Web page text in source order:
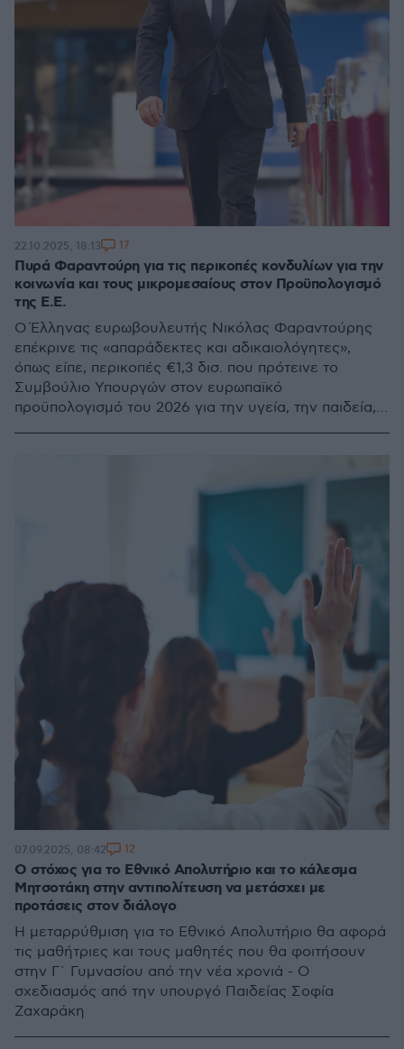
Πυρά Φαραντούρη για τις περικοπές κονδυλίων για την
κοινωνία και τους μικρομεσαίους στον Προϋπολογισμό
της Ε.Ε.
Ο Έλληνας ευρωβουλευτής Νικόλας Φαραντούρης
επέκρινε τις «απαράδεκτες και αδικαιολόγητες»,
όπως είπε, περικοπές €1,3 δισ. που πρότεινε το
Συμβούλιο Υπουργών στον ευρωπαϊκό
προϋπολογισμό του 2026 για την υγεία, την παιδεία,
22.10.2025, 18:13 17
Ο στόχος για το Εθνικό Απολυτήριο και το κάλεσμα
Μητσοτάκη στην αντιπολίτευση να μετάσχει με
προτάσεις στον διάλογο
Η μεταρρύθμιση για το Εθνικό Απολυτήριο θα αφορά
τις μαθήτριες και τους μαθητές που θα φοιτήσουν
στην Γ΄ Γυμνασίου από την νέα χρονιά - Ο
σχεδιασμός από την υπουργό Παιδείας Σοφία
Ζαχαράκη
07.09.2025, 08:42 12